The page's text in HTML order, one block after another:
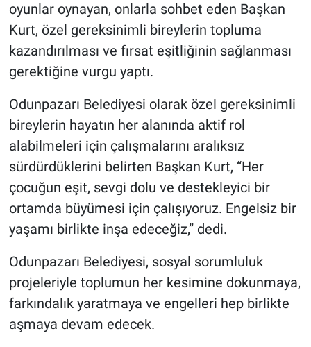
oyunlar oynayan, onlarla sohbet eden Başkan
Kurt, özel gereksinimli bireylerin topluma
kazandırılması ve fırsat eşitliğinin sağlanması
gerektiğine vurgu yaptı.
Odunpazarı Belediyesi olarak özel gereksinimli
bireylerin hayatın her alanında aktif rol
alabilmeleri için çalışmalarını aralıksız
sürdürdüklerini belirten Başkan Kurt, “Her
çocuğun eşit, sevgi dolu ve destekleyici bir
ortamda büyümesi için çalışıyoruz. Engelsiz bir
yaşamı birlikte inşa edeceğiz,” dedi.
Odunpazarı Belediyesi, sosyal sorumluluk
projeleriyle toplumun her kesimine dokunmaya,
farkındalık yaratmaya ve engelleri hep birlikte
aşmaya devam edecek.